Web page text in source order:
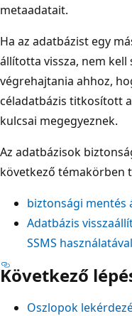
metaadatait.
Ha az adatbázist egy
állította vissza, nem
végrehajtania ahhoz,
céladatbázis titkosított
kulcsai megegyeznek.
Az adatbázisok
következő témakörben
biztonsági mentés
Adatbázis
SSMS használatával
Következő
Oszlopok